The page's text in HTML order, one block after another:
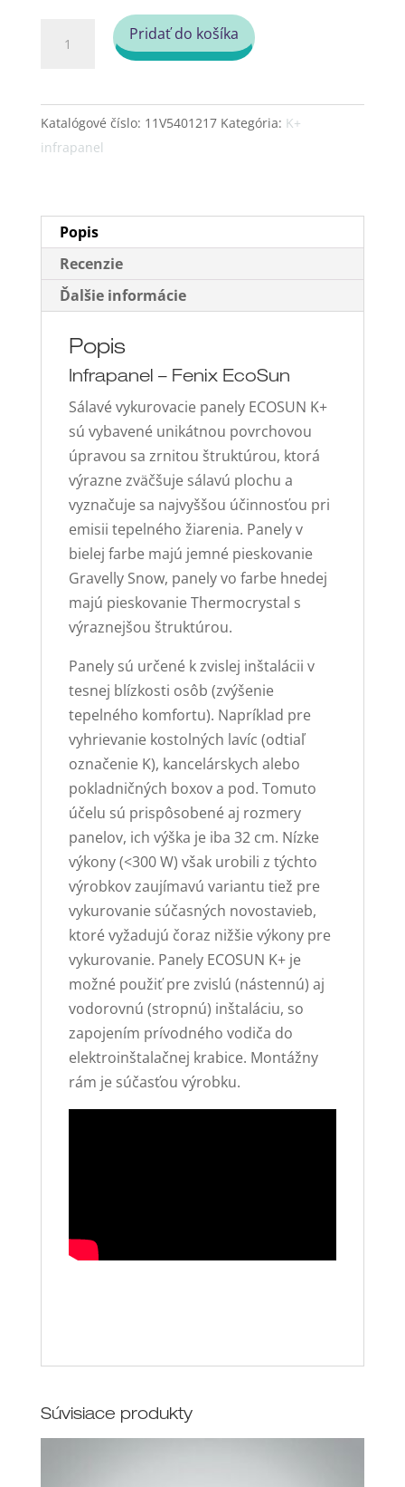
Infrapanel
Fenix
Ecosun
330
Pridať do košíka
Katalógové číslo: 11V5401217 Kategória: K+
infrapanel
Popis
Recenzie
Ďalšie informácie
Popis
Infrapanel – Fenix EcoSun
Sálavé vykurovacie panely ECOSUN K+
sú vybavené unikátnou povrchovou
úpravou sa zrnitou štruktúrou, ktorá
výrazne zväčšuje sálavú plochu a
vyznačuje sa najvyššou účinnosťou pri
emisii tepelného žiarenia. Panely v
bielej farbe majú jemné pieskovanie
Gravelly Snow, panely vo farbe hnedej
majú pieskovanie Thermocrystal s
výraznejšou štruktúrou.
Panely sú určené k zvislej inštalácii v
tesnej blízkosti osôb (zvýšenie
tepelného komfortu). Napríklad pre
vyhrievanie kostolných lavíc (odtiaľ
označenie K), kancelárskych alebo
pokladničných boxov a pod. Tomuto
účelu sú prispôsobené aj rozmery
panelov, ich výška je iba 32 cm. Nízke
výkony (<300 W) však urobili z týchto
výrobkov zaujímavú variantu tiež pre
vykurovanie súčasných novostavieb,
ktoré vyžadujú čoraz nižšie výkony pre
vykurovanie. Panely ECOSUN K+ je
možné použiť pre zvislú (nástennú) aj
vodorovnú (stropnú) inštaláciu, so
zapojením prívodného vodiča do
elektroinštalačnej krabice. Montážny
rám je súčasťou výrobku.
Súvisiace produkty